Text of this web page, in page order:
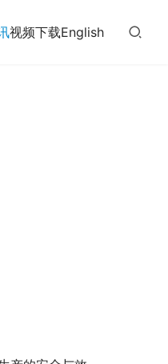
视频下载English